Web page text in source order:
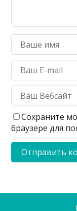
Сохраните
браузере для